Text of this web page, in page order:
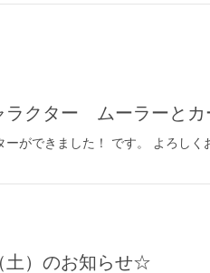
ラクター ムーラーとカ
ーができました！ です。 よろし
）のお知らせ☆